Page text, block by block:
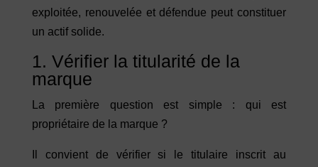
exploitée, renouvelée et défendue peut constituer
un actif solide.
1. Vérifier la titularité de la
marque
La première question est simple : qui est
propriétaire de la marque ?
Il convient de vérifier si le titulaire inscrit au